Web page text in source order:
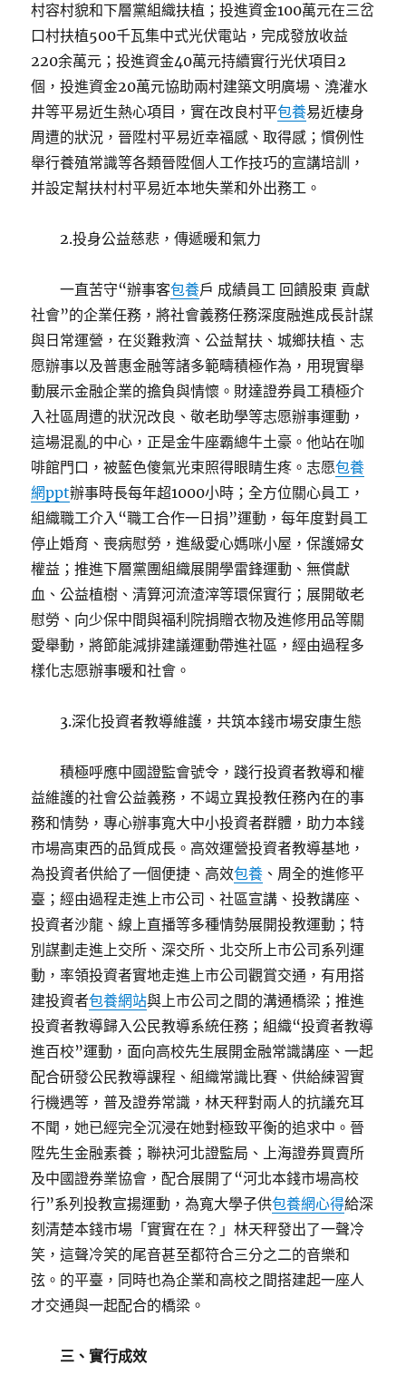
村容村貌和下層黨組織扶植；投進資金100萬元在三岔
口村扶植500千瓦集中式光伏電站，完成發放收益
220余萬元；投進資金40萬元持續實行光伏項目2
個，投進資金20萬元協助兩村建築文明廣場、澆灌水
井等平易近生熱心項目，實在改良村平包養易近棲身
周遭的狀況，晉陞村平易近幸福感、取得感；慣例性
舉行養殖常識等各類晉陞個人工作技巧的宣講培訓，
并設定幫扶村村平易近本地失業和外出務工。
2.投身公益慈悲，傳遞暖和氣力
一直苦守“辦事客包養戶 成績員工 回饋股東 貢獻
社會”的企業任務，將社會義務任務深度融進成長計謀
與日常運營，在災難救濟、公益幫扶、城鄉扶植、志
愿辦事以及普惠金融等諸多範疇積極作為，用現實舉
動展示金融企業的擔負與情懷。財達證券員工積極介
入社區周遭的狀況改良、敬老助學等志愿辦事運動，
這場混亂的中心，正是金牛座霸總牛土豪。他站在咖
啡館門口，被藍色傻氣光束照得眼睛生疼。志愿包養
網ppt辦事時長每年超1000小時；全方位關心員工，
組織職工介入“職工合作一日捐”運動，每年度對員工
停止婚育、喪病慰勞，進級愛心媽咪小屋，保護婦女
權益；推進下層黨團組織展開學雷鋒運動、無償獻
血、公益植樹、清算河流渣滓等環保實行；展開敬老
慰勞、向少保中間與福利院捐贈衣物及進修用品等關
愛舉動，將節能減排建議運動帶進社區，經由過程多
樣化志愿辦事暖和社會。
3.深化投資者教導維護，共筑本錢市場安康生態
積極呼應中國證監會號令，踐行投資者教導和權
益維護的社會公益義務，不竭立異投教任務內在的事
務和情勢，專心辦事寬大中小投資者群體，助力本錢
市場高東西的品質成長。高效運營投資者教導基地，
為投資者供給了一個便捷、高效包養 、周全的進修平
臺；經由過程走進上市公司、社區宣講、投教講座、
投資者沙龍、線上直播等多種情勢展開投教運動；特
別謀劃走進上交所、深交所、北交所上市公司系列運
動，率領投資者實地走進上市公司觀賞交通，有用搭
建投資者包養網站與上市公司之間的溝通橋梁；推進
投資者教導歸入公民教導系統任務；組織“投資者教導
進百校”運動，面向高校先生展開金融常識講座、一起
配合研發公民教導課程、組織常識比賽、供給練習實
行機遇等，普及證券常識，林天秤對兩人的抗議充耳
不聞，她已經完全沉浸在她對極致平衡的追求中。晉
陞先生金融素養；聯袂河北證監局、上海證券買賣所
及中國證券業協會，配合展開了“河北本錢市場高校
行”系列投教宣揚運動，為寬大學子供包養網心得給深
刻清楚本錢市場「實實在在？」林天秤發出了一聲冷
笑，這聲冷笑的尾音甚至都符合三分之二的音樂和
弦。的平臺，同時也為企業和高校之間搭建起一座人
才交通與一起配合的橋梁。
三、實行成效